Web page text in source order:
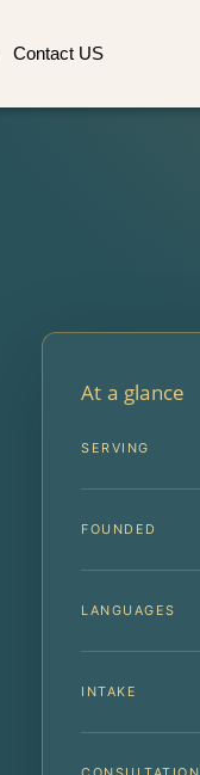
Contact US
At a glance
SERVING
FOUNDED
LANGUAGES
INTAKE